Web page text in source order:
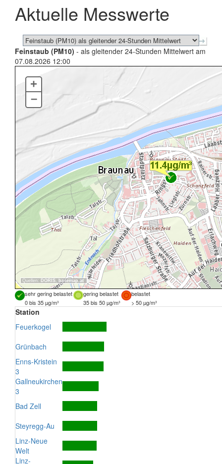
schließen
Aktuelle Messwerte
Feinstaub (PM10) - als gleitender 24-Stunden Mittelwert am
07.08.2026 12:00
Quellen: DORIS, basemap.at
+
–
sehr gering belastet gering belastet
belastet
0 bis 35 µg/m³
35 bis 50 µg/m³ > 50 µg/m³
Station
Feuerkogel
Grünbach
Enns-Kristein
3
Gallneukirchen
3
Bad Zell
Steyregg-Au
Linz-Neue
Welt
Linz-